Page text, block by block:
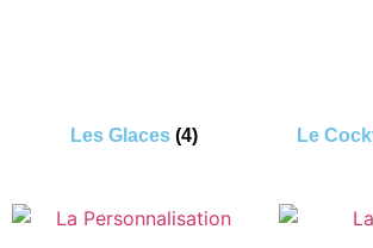
Les Glaces (4) Le